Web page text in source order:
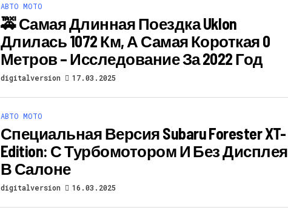
АВТО МОТО
🚕 Самая Длинная Поездка Uklon
Длилась 1072 Км, А Самая Короткая 0
Метров – Исследование За 2022 Год
digitalversion 17.03.2025
АВТО МОТО
Специальная Версия Subaru Forester XT-
Edition: С Турбомотором И Без Дисплея
В Салоне
digitalversion 16.03.2025